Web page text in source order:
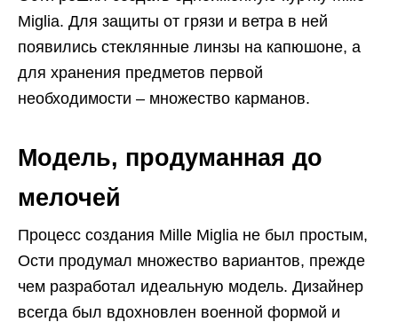
Miglia. Для защиты от грязи и ветра в ней
появились стеклянные линзы на капюшоне, а
для хранения предметов первой
необходимости – множество карманов.
Модель, продуманная до
мелочей
Процесс создания Mille Miglia не был простым,
Ости продумал множество вариантов, прежде
чем разработал идеальную модель. Дизайнер
всегда был вдохновлен военной формой и